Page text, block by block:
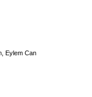
Eylem Can